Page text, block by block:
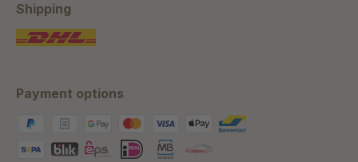
Shipping
Payment options